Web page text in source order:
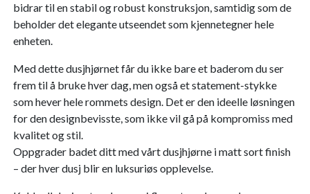
bidrar til en stabil og robust konstruksjon, samtidig som de
beholder det elegante utseendet som kjennetegner hele
enheten.
Med dette dusjhjørnet får du ikke bare et baderom du ser
frem til å bruke hver dag, men også et statement-stykke
som hever hele rommets design. Det er den ideelle løsningen
for den designbevisste, som ikke vil gå på kompromiss med
kvalitet og stil.
Oppgrader badet ditt med vårt dusjhjørne i matt sort finish
– der hver dusj blir en luksuriøs opplevelse.